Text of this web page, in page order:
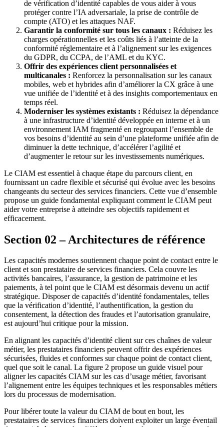
de vérification d’identité capables de vous aider à vous
protéger contre l’IA adversariale, la prise de contrôle de
compte (ATO) et les attaques NAF.
Garantir la conformité sur tous les canaux : Réduisez les
charges opérationnelles et les coûts liés à l’atteinte de la
conformité réglementaire et à l’alignement sur les exigences
du GDPR, du CCPA, de l’AML et du KYC.
Offrir des expériences client personnalisées et
multicanales : Renforcez la personnalisation sur les canaux
mobiles, web et hybrides afin d’améliorer la CX grâce à une
vue unifiée de l’identité et à des insights comportementaux en
temps réel.
Moderniser les systèmes existants : Réduisez la dépendance
à une infrastructure d’identité développée en interne et à un
environnement IAM fragmenté en regroupant l’ensemble de
vos besoins d’identité au sein d’une plateforme unifiée afin de
diminuer la dette technique, d’accélérer l’agilité et
d’augmenter le retour sur les investissements numériques.
Le CIAM est essentiel à chaque étape du parcours client, en
fournissant un cadre flexible et sécurisé qui évolue avec les besoins
changeants du secteur des services financiers. Cette vue d’ensemble
propose un guide fondamental expliquant comment le CIAM peut
aider votre entreprise à atteindre ses objectifs rapidement et
efficacement.
Section 02 – Architectures de référence
Les capacités modernes soutiennent chaque point de contact entre le
client et son prestataire de services financiers. Cela couvre les
activités bancaires, l’assurance, la gestion de patrimoine et les
paiements, à tel point que le CIAM est désormais devenu un actif
stratégique. Disposer de capacités d’identité fondamentales, telles
que la vérification d’identité, l’authentification, la gestion du
consentement, la détection des fraudes et l’autorisation granulaire,
est aujourd’hui critique pour la mission.
En alignant les capacités d’identité client sur ces chaînes de valeur
métier, les prestataires financiers peuvent offrir des expériences
sécurisées, fluides et conformes sur chaque point de contact client,
quel que soit le canal. La figure 2 propose un guide visuel pour
aligner les capacités CIAM sur les cas d’usage métier, favorisant
l’alignement entre les équipes techniques et les responsables métiers
lors du processus de modernisation.
Pour libérer toute la valeur du CIAM de bout en bout, les
prestataires de services financiers doivent exploiter un large éventail